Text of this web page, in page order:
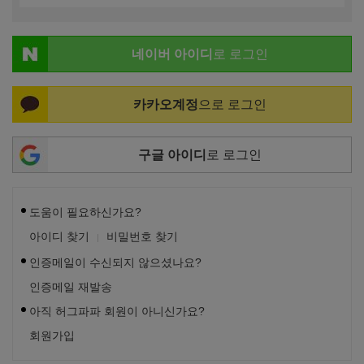
네이버 아이디 로 로그인
카카오계정 으로 로그인
구글 아이디 로 로그인
도움이 필요하신가요?
아이디 찾기
비밀번호 찾기
인증메일이 수신되지 않으셨나요?
인증메일 재발송
아직 허그파파 회원이 아니신가요?
회원가입